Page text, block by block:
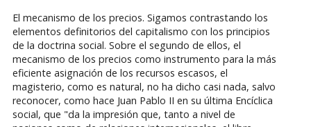
El mecanismo de los precios. Sigamos contrastando los
elementos definitorios del capitalismo con los principios
de la doctrina social. Sobre el segundo de ellos, el
mecanismo de los precios como instrumento para la más
eficiente asignación de los recursos escasos, el
magisterio, como es natural, no ha dicho casi nada, salvo
reconocer, como hace Juan Pablo II en su última Encíclica
social, que "da la impresión que, tanto a nivel de